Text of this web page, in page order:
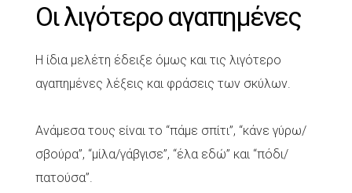
Οι λιγότερο αγαπημένες
Η ίδια μελέτη έδειξε όμως και τις λιγότερο
αγαπημένες λέξεις και φράσεις των σκύλων.
Ανάμεσα τους είναι το “πάμε σπίτι”, “κάνε γύρω/
σβούρα”, “μίλα/γάβγισε”, “έλα εδώ” και “πόδι/
πατούσα”.